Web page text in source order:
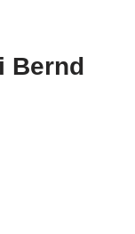
Bernd